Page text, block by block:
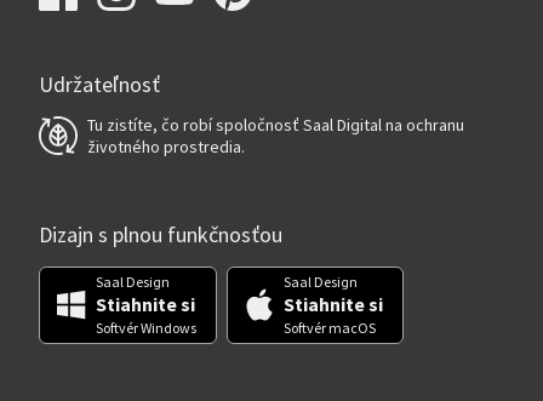
Udržateľnosť
Tu zistíte, čo robí spoločnosť Saal Digital na ochranu
životného prostredia.
Dizajn s plnou funkčnosťou
Saal Design
Stiahnite si
Softvér Windows
Saal Design
Stiahnite si
Softvér macOS